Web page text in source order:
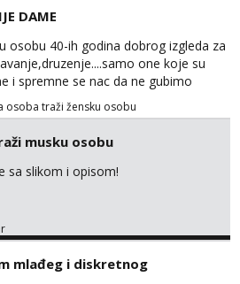
DAME
osobu 40-ih godina dobrog izgleda za
one koje su
i spremne se nac da ne gubimo
osoba traži žensku osobu
musku osobu
sa slikom i opisom!
mlađeg i diskretnog